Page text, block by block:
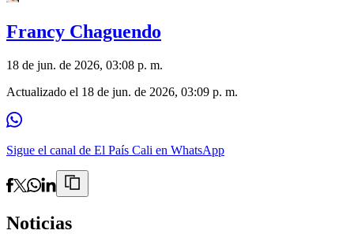
Francy Chaguendo
18 de jun. de 2026, 03:08 p. m.
Actualizado el 18 de jun. de 2026, 03:09 p. m.
Sigue el canal de El País Cali en WhatsApp
Noticias